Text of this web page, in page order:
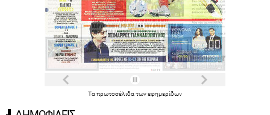
Τα πρωτοσέλιδα τωνεφημερίδων